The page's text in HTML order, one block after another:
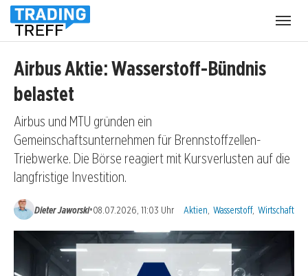
Airbus Aktie: Wasserstoff-Bündnis
belastet
Airbus und MTU gründen ein
Gemeinschaftsunternehmen für Brennstoffzellen-
Triebwerke. Die Börse reagiert mit Kursverlusten auf die
langfristige Investition.
Dieter Jaworski•08.07.2026, 11:03 Uhr Kategorien:
Aktien Wasserstoff, Wirtschaft